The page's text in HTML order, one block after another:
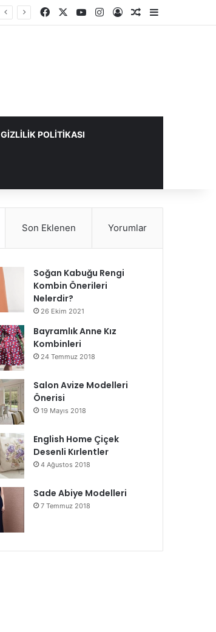
FacebookYouTubeInstagram
Kayıt OlRastgele Makale
Kenar
GIZLILIK POLITIKASI
Son Eklenen Yorumlar
Soğan Kabuğu Rengi
Kombin Önerileri
Nelerdir?
26 Ekim 2021
Bayramlık Anne Kız
Kombinleri
24 Temmuz 2018
Salon Avize Modelleri
Önerisi
19 Mayıs 2018
English Home Çiçek
Desenli Kırlentler
4 Ağustos 2018
Sade Abiye Modelleri
7 Temmuz 2018